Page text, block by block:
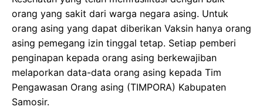
orang yang sakit dari warga negara asing. Untuk
orang asing yang dapat diberikan Vaksin hanya orang
asing pemegang izin tinggal tetap. Setiap pemberi
penginapan kepada orang asing berkewajiban
melaporkan data-data orang asing kepada Tim
Pengawasan Orang asing (TIMPORA) Kabupaten
Samosir.